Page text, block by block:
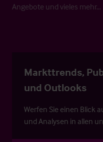
Angebote und vieles mehr…
Markttrends,
und Outlooks
Werfen Sie einen Blick
und Analysen in allen